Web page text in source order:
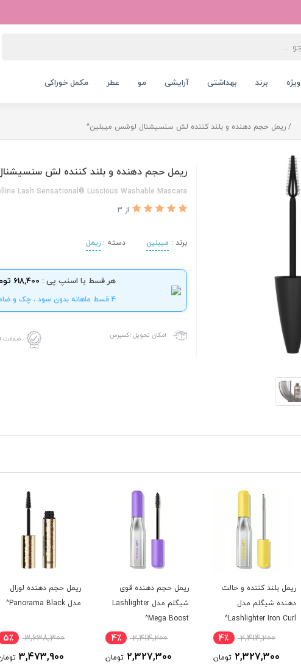
برند بهداشتی آرایشی مو عطر مکمل خوراکی
ریمل حجم دهنده و بلند کننده لش سنسیشنال لوشس میبلین^
ریمل حجم دهنده و بلند کننده لش
Lash Sensational® Luscious Washable Mascara
از 3
برند : میبلین دسته :ریمل
هر قسط با اسنپ پی : 618,400 تومان
4 قسط ماهانه بدون سود ، چک و ضامن .
امکان تحویل اکسپرس ضمانت
ریمل حجم دهنده قوی
شیگلم مدل Lashlighter
Mega Boost^
2,414,200 4٪
2,327,300 تومان
ریمل حجم دهنده لورال
مدل Panorama Black^
3,638,300 5٪
3,473,900 تومان
ریمل حجم دهنده قابل
شستشو شیگلم مدل
2,414,200 5٪
2,305,200